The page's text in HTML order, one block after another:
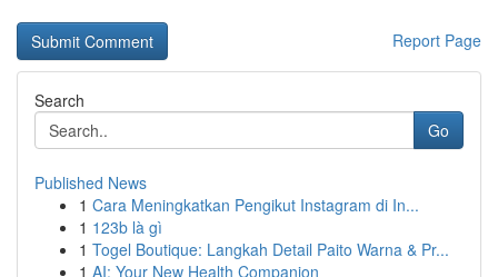
Report Page
Search
Go
Published News
1 Cara Meningkatkan Pengikut Instagram di In...
1 123b là gì
1 Togel Boutique: Langkah Detail Paito Warna & Pr...
1 AI: Your New Health Companion